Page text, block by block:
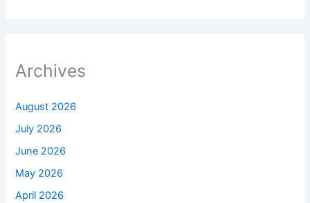
Archives
August 2026
July 2026
June 2026
May 2026
April 2026